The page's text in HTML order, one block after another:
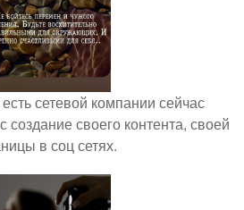
сетевой компании сейчас
создание своего контента, своей
в соц сетях.